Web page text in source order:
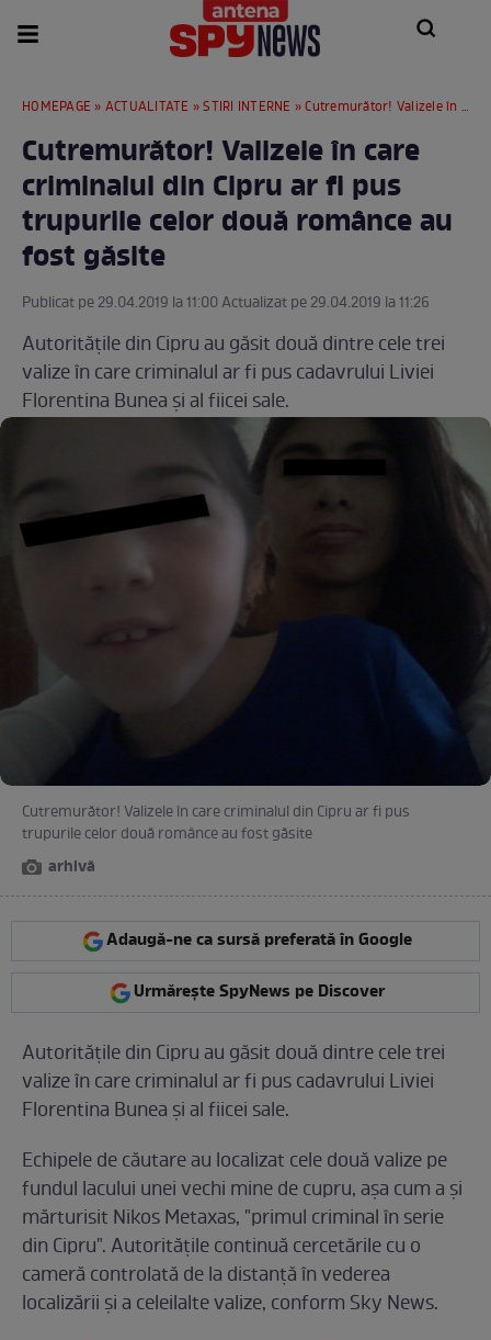
HOMEPAGE » ACTUALITATE »STIRI INTERNE » Cutremurător! Valizele în care criminalul din Cipru ar fi pus trupurile celor două românce au fost găsite
Cutremurător! Valizele în care
criminalul din Cipru ar fi pus
trupurile celor două românce au
fost găsite
Publicat pe 29.04.2019 la 11:00 Actualizat pe 29.04.2019 la 11:26
Autorităţile din Cipru au găsit două dintre cele trei
valize în care criminalul ar fi pus cadavrului Liviei
Florentina Bunea şi al fiicei sale.
Cutremurător! Valizele în care criminalul din Cipru ar fi pus
trupurile celor două românce au fost găsite
arhivă
Adaugă-ne ca sursă preferată în Google
Urmărește SpyNews pe Discover
Autorităţile din Cipru au găsit două dintre cele trei
valize în care criminalul ar fi pus cadavrului Liviei
Florentina Bunea şi al fiicei sale.
Echipele de căutare au localizat cele două valize pe
fundul lacului unei vechi mine de cupru, aşa cum a şi
mărturisit Nikos Metaxas, "primul criminal în serie
din Cipru". Autorităţile continuă cercetările cu o
cameră controlată de la distanţă în vederea
localizării şi a celeilalte valize, conform Sky News.